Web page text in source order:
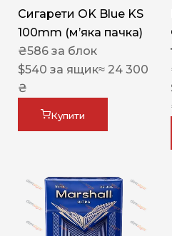
Сигарети OK Blue KS
100mm (м’яка пачка)
₴586 за блок
$540 за ящик≈ 24 300
₴
Купити